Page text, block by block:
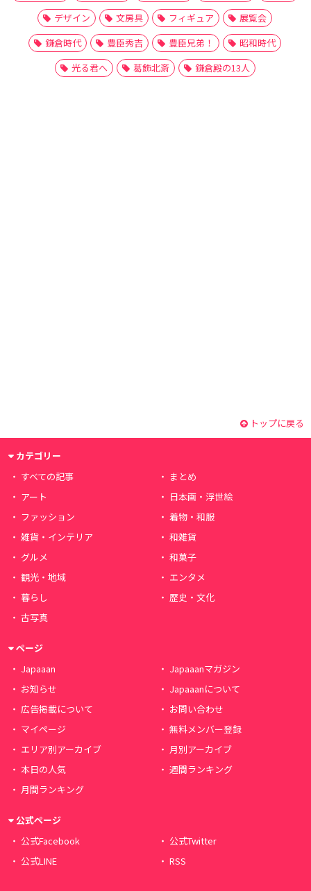
デザイン
文房具 フィギュア
展覧会
鎌倉時代
豊臣秀吉 豊臣兄弟！
昭和時代
光る君へ
葛飾北斎 鎌倉殿の13人
トップに戻る
カテゴリー
すべての記事
まとめ
アート
日本画・浮世絵
ファッション
着物・和服
雑貨・インテリア
和雑貨
グルメ
和菓子
観光・地域
エンタメ
暮らし
歴史・文化
古写真
ページ
Japaaan
Japaaanマガジン
お知らせ
Japaaanについて
広告掲載について
お問い合わせ
マイページ
無料メンバー登録
エリア別アーカイブ
月別アーカイブ
本日の人気
週間ランキング
月間ランキング
公式ページ
公式Facebook
公式Twitter
公式LINE
RSS